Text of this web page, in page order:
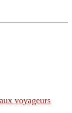
voyageurs